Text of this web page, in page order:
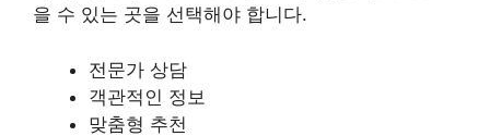
을 수 있는 곳을 선택해야 합니다.
전문가 상담
객관적인 정보
맞춤형 추천